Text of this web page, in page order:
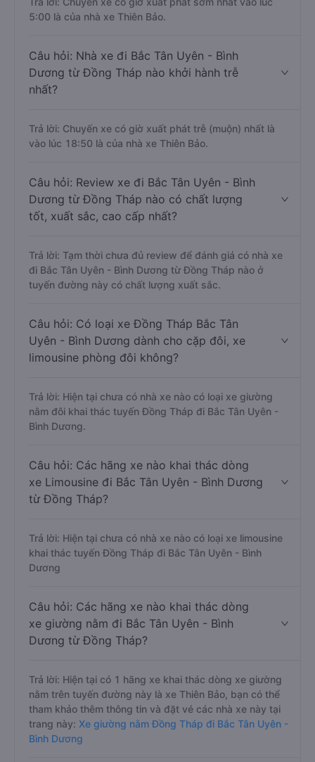
5:00 là của nhà xe Thiên Bảo.
Câu hỏi: Nhà xe đi Bắc Tân Uyên - Bình
Dương từ Đồng Tháp nào khởi hành trễ
nhất?
Trả lời: Chuyến xe có giờ xuất phát trễ (muộn) nhất là
vào lúc 18:50 là của nhà xe Thiên Bảo.
Câu hỏi: Review xe đi Bắc Tân Uyên - Bình
Dương từ Đồng Tháp nào có chất lượng
tốt, xuất sắc, cao cấp nhất?
Trả lời: Tạm thời chưa đủ review để đánh giá có nhà xe
đi Bắc Tân Uyên - Bình Dương từ Đồng Tháp nào ở
tuyến đường này có chất lượng xuất sắc.
Câu hỏi: Có loại xe Đồng Tháp Bắc Tân
Uyên - Bình Dương dành cho cặp đôi, xe
limousine phòng đôi không?
Trả lời: Hiện tại chưa có nhà xe nào có loại xe giường
nằm đôi khai thác tuyến Đồng Tháp đi Bắc Tân Uyên -
Bình Dương.
Câu hỏi: Các hãng xe nào khai thác dòng
xe Limousine đi Bắc Tân Uyên - Bình Dương
từ Đồng Tháp?
Trả lời: Hiện tại chưa có nhà xe nào có loại xe limousine
khai thác tuyến Đồng Tháp đi Bắc Tân Uyên - Bình
Dương
Câu hỏi: Các hãng xe nào khai thác dòng
xe giường nằm đi Bắc Tân Uyên - Bình
Dương từ Đồng Tháp?
Trả lời: Hiện tại có 1 hãng xe khai thác dòng xe giường
nằm trên tuyến đường này là xe Thiên Bảo, bạn có thể
tham khảo thêm thông tin và đặt vé các nhà xe này tại
trang này: Xe giường nằm Đồng Tháp đi Bắc Tân Uyên -
Bình Dương